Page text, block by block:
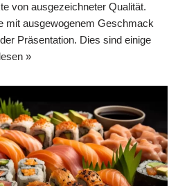
von ausgezeichneter Qualität.
mit ausgewogenem Geschmack
Präsentation. Dies sind einige
»